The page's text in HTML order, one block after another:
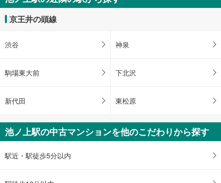
を
マ
イ
ー
に
す
京王井の頭線
渋谷 神泉
駒場東大前 下北沢
新代田 東松原
池ノ上駅の中古マンションを他のこだわりから探す
駅近・駅徒歩5分以内